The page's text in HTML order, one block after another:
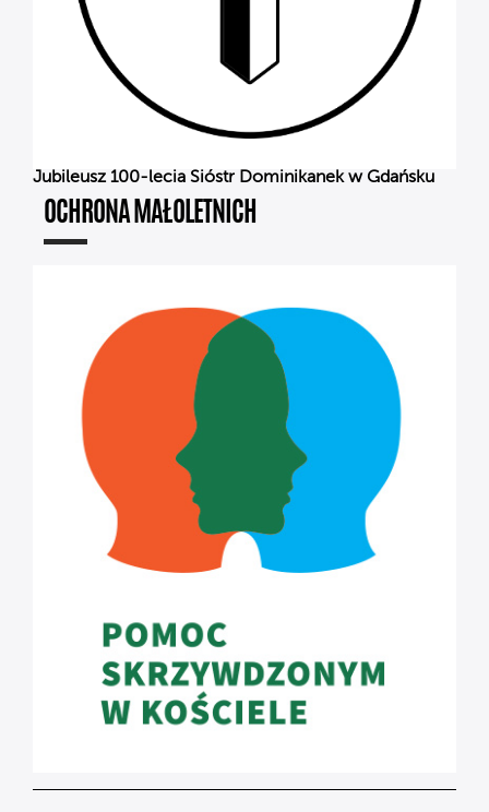
Jubileusz 100-lecia Sióstr Dominikanek w Gdańsku
OCHRONA MAŁOLETNICH